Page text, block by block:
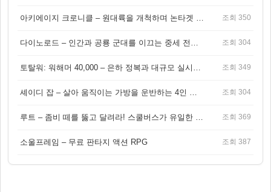
조회 350
조회 304
조회 349
조회 304
조회 369
소울프레임 – 무료 판타지 액션 RPG 조회 387